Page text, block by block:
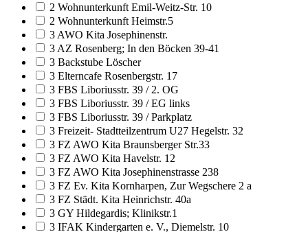
2 Wohnunterkunft Emil-Weitz-Str. 10
2 Wohnunterkunft Heimstr.5
3 AWO Kita Josephinenstr.
3 AZ Rosenberg; In den Böcken 39-41
3 Backstube Löscher
3 Elterncafe Rosenbergstr. 17
3 FBS Liboriusstr. 39 / 2. OG
3 FBS Liboriusstr. 39 / EG links
3 FBS Liboriusstr. 39 / Parkplatz
3 Freizeit- Stadtteilzentrum U27 Hegelstr. 32
3 FZ AWO Kita Braunsberger Str.33
3 FZ AWO Kita Havelstr. 12
3 FZ AWO Kita Josephinenstrasse 238
3 FZ Ev. Kita Kornharpen, Zur Wegschere 2 a
3 FZ Städt. Kita Heinrichstr. 40a
3 GY Hildegardis; Klinikstr.1
3 IFAK Kindergarten e. V., Diemelstr. 10